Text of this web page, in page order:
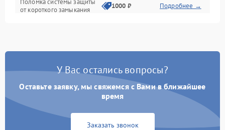
Корпус/Герметичность
Поломка системы защиты
от короткого замыкания
1000 ₽ Подробнее →
Неисправность системы
перенапряжения
1000 ₽ Подробнее →
Неисправность системы
защиты от замыкания
1000 ₽
У Вас остались вопросы?
Оставьте заявку, мы свяжемся с Вами в ближайшее
время
Заказать звонок